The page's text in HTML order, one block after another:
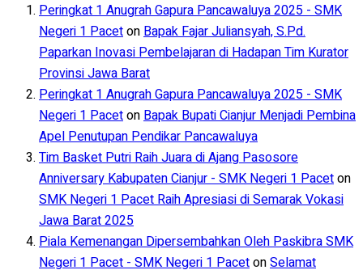
Peringkat 1 Anugrah Gapura Pancawaluya 2025 - SMK
Negeri 1 PacetonBapak Fajar Juliansyah, S.Pd.
Paparkan Inovasi Pembelajaran di Hadapan Tim Kurator
Provinsi Jawa Barat
Peringkat 1 Anugrah Gapura Pancawaluya 2025 - SMK
Negeri 1 PacetonBapak Bupati Cianjur Menjadi Pembina
Apel Penutupan Pendikar Pancawaluya
Tim Basket Putri Raih Juara di Ajang Pasosore
Anniversary Kabupaten Cianjur - SMK Negeri 1 Paceton
SMK Negeri 1 Pacet Raih Apresiasi di Semarak Vokasi
Jawa Barat 2025
Piala Kemenangan Dipersembahkan Oleh Paskibra SMK
Negeri 1 Pacet - SMK Negeri 1 PacetonSelamat